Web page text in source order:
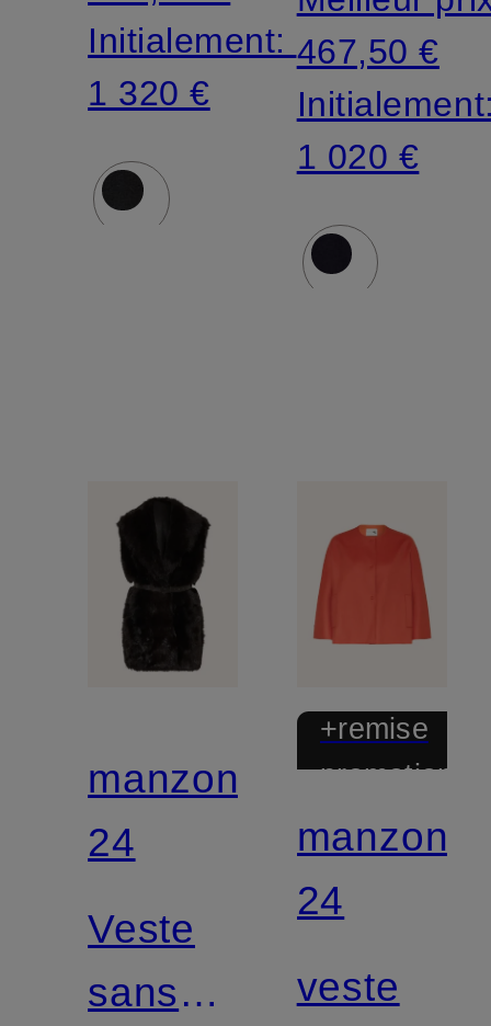
Initialement:
1 320 €
467,50 €
1 020 €
manzoni
24
Veste
sans
+remise
manzoni
24
veste